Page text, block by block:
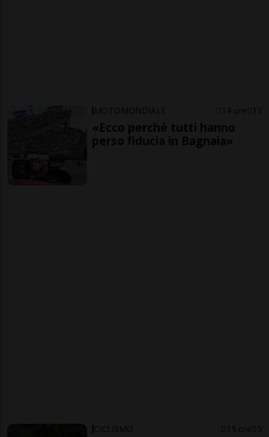
MOTOMONDIALE 14 ore 13
«Ecco perché tutti hanno
perso fiducia in Bagnaia»
CICLISMO 15 ore 5